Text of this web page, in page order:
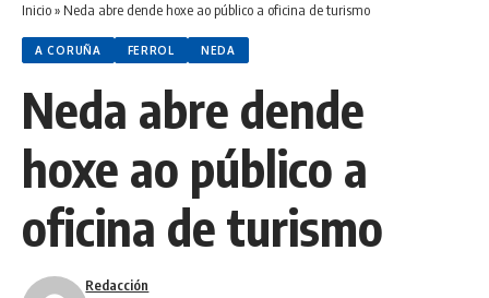
Inicio» Neda abre dende hoxe ao público a oficina de turismo
A CORUÑA FERROL NEDA
Neda abre dende
hoxe ao público a
oficina de turismo
Redacción